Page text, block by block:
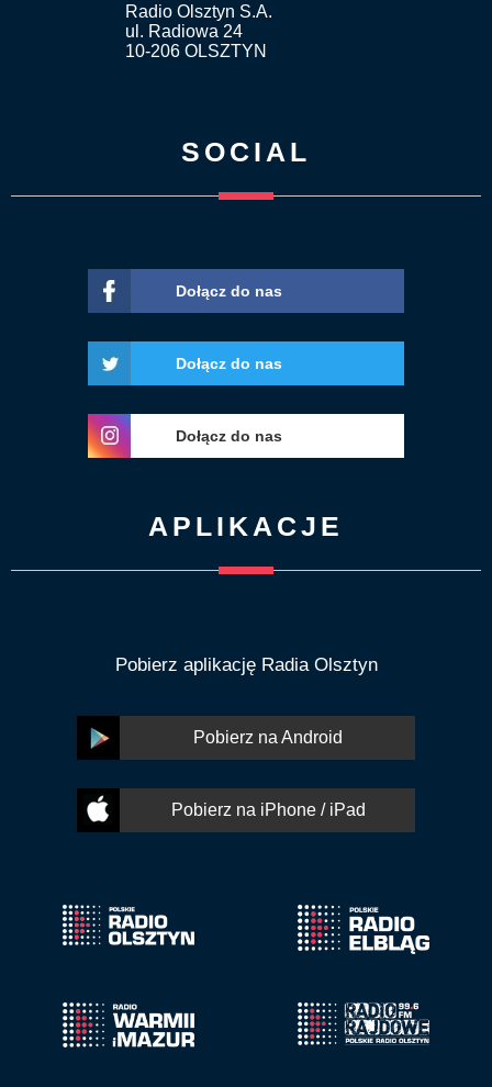
Radio Olsztyn S.A.
ul. Radiowa 24
10-206 OLSZTYN
SOCIAL
Dołącz do nas
Dołącz do nas
Dołącz do nas
APLIKACJE
Pobierz aplikację Radia Olsztyn
Pobierz na Android
Pobierz na iPhone / iPad